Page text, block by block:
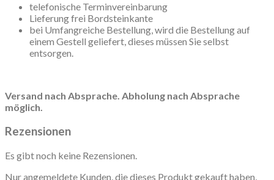
telefonische Terminvereinbarung
Lieferung frei Bordsteinkante
bei Umfangreiche Bestellung, wird die Bestellung auf
einem Gestell geliefert, dieses müssen Sie selbst
entsorgen.
Versand nach Absprache. Abholung nach Absprache
möglich.
Rezensionen
Es gibt noch keine Rezensionen.
Nur angemeldete Kunden, die dieses Produkt gekauft haben,